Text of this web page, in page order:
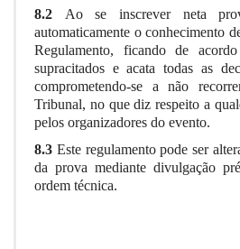
8.2 Ao se inscrever neta
automaticamente o conhecimento
Regulamento, ficando de
supracitados e acata todas as
comprometendo-se a não
Tribunal, no que diz respeito a
pelos organizadores do evento.
8.3 Este regulamento pode ser
da prova mediante divulgação
ordem técnica.